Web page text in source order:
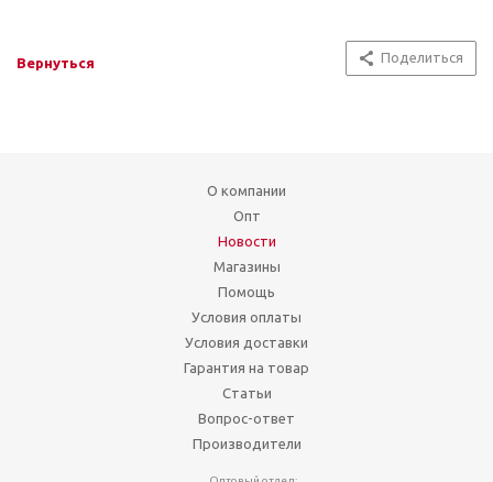
Вернуться Поделиться
О компании
Опт
Новости
Магазины
Помощь
Условия оплаты
Условия доставки
Гарантия на товар
Статьи
Вопрос-ответ
Производители